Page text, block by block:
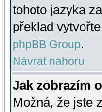
tohoto jazyka
překlad
phpBB Group.
Návrat nahoru
Jak zobrazím
Možná, že jste